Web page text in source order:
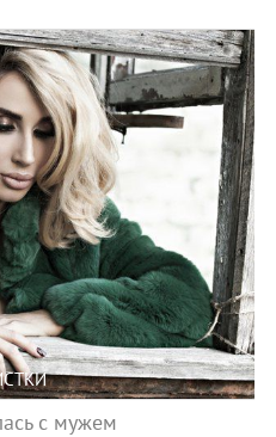
с мужем